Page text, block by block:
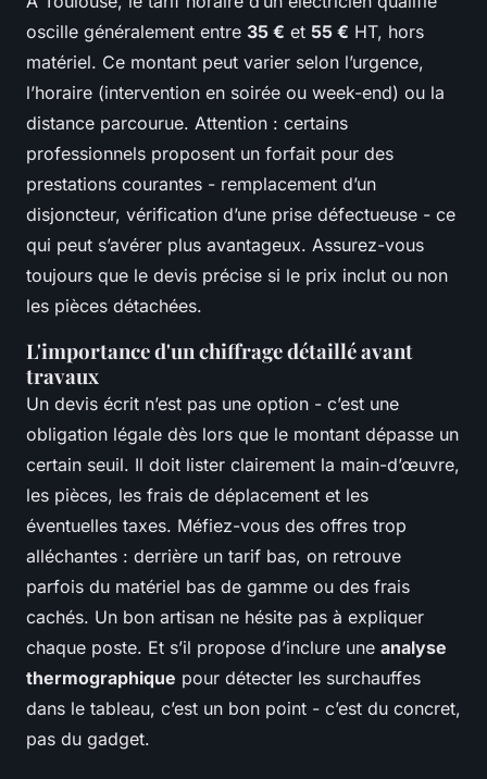
oscille généralement entre 35 € et 55 € HT, hors
matériel. Ce montant peut varier selon l’urgence,
l’horaire (intervention en soirée ou week-end) ou la
distance parcourue. Attention : certains
professionnels proposent un forfait pour des
prestations courantes - remplacement d’un
disjoncteur, vérification d’une prise défectueuse - ce
qui peut s’avérer plus avantageux. Assurez-vous
toujours que le devis précise si le prix inclut ou non
les pièces détachées.
L'importance d'un chiffrage détaillé avant
travaux
Un devis écrit n’est pas une option - c’est une
obligation légale dès lors que le montant dépasse un
certain seuil. Il doit lister clairement la main-d’œuvre,
les pièces, les frais de déplacement et les
éventuelles taxes. Méfiez-vous des offres trop
alléchantes : derrière un tarif bas, on retrouve
parfois du matériel bas de gamme ou des frais
cachés. Un bon artisan ne hésite pas à expliquer
chaque poste. Et s’il propose d’inclure une analyse
thermographique pour détecter les surchauffes
dans le tableau, c’est un bon point - c’est du concret,
pas du gadget.